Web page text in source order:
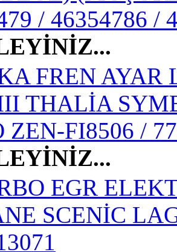
/ 46354786 /
FREN AYAR
THALİA
ZEN-FI8506 /
EGR
SCENİC